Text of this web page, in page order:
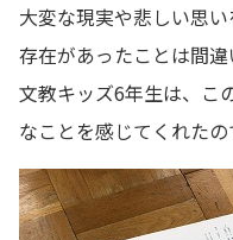
大変な現実や悲しい思
存在があったことは間違
文教キッズ6年生は、こ
なことを感じてくれた